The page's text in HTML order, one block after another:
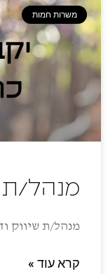
משרות חמות
מנהל/ת
מנהל/ת שיווק
קרא עוד »